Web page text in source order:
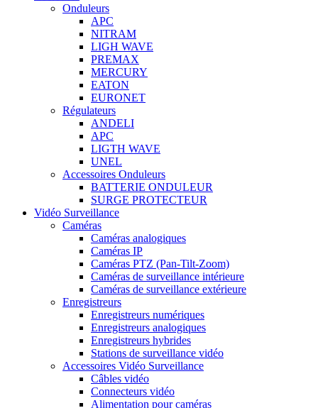
Onduleurs
APC
NITRAM
LIGH WAVE
PREMAX
MERCURY
EATON
EURONET
Régulateurs
ANDELI
APC
LIGTH WAVE
UNEL
Accessoires Onduleurs
BATTERIE ONDULEUR
SURGE PROTECTEUR
Vidéo Surveillance
Caméras
Caméras analogiques
Caméras IP
Caméras PTZ (Pan-Tilt-Zoom)
Caméras de surveillance intérieure
Caméras de surveillance extérieure
Enregistreurs
Enregistreurs numériques
Enregistreurs analogiques
Enregistreurs hybrides
Stations de surveillance vidéo
Accessoires Vidéo Surveillance
Câbles vidéo
Connecteurs vidéo
Alimentation pour caméras